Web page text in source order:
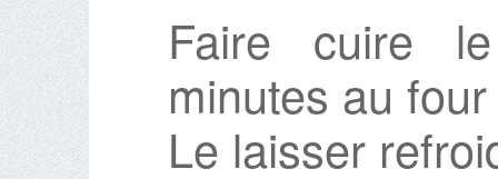
Faire cuire
minutes au
Le laisser